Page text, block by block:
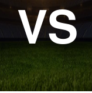
VS